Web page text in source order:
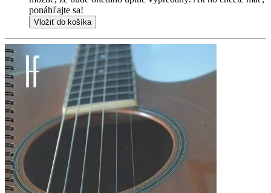
ponáhľajte sa!
Vložiť do košíka